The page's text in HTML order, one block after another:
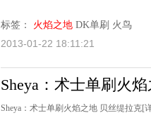
标签： 火焰之地 DK单刷 火鸟
2013-01-22 18:11:21
Sheya：术士单刷火
Sheya：术士单刷火焰之地 贝丝缇拉克[